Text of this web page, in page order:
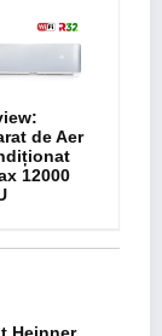
de Aer
12000